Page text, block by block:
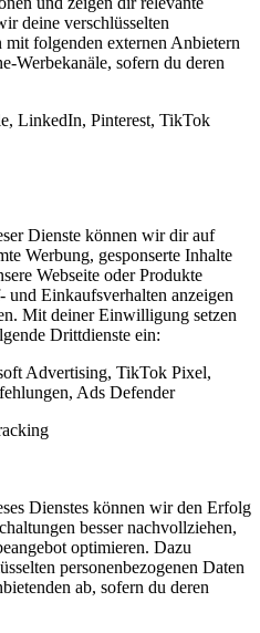
deine verschlüsselten
mit folgenden externen Anbietern
Werbekanäle, sofern du deren
LinkedIn, Pinterest, TikTok
Dienste können wir dir auf
Werbung, gesponserte Inhalte
Webseite oder Produkte
und Einkaufsverhalten anzeigen
Mit deiner Einwilligung setzen
Drittdienste ein:
Advertising, TikTok Pixel,
Ads Defender
Dienstes können wir den Erfolg
besser nachvollziehen,
optimieren. Dazu
personenbezogenen Daten
ab, sofern du deren